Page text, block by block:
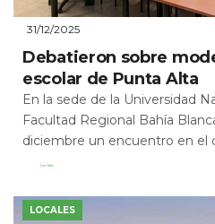
31/12/2025
Debatieron sobre
escolar de Punta Alta
En la sede de la Universidad
Facultad Regional Bahía
diciembre un encuentro en el
Leer Más
LOCALES